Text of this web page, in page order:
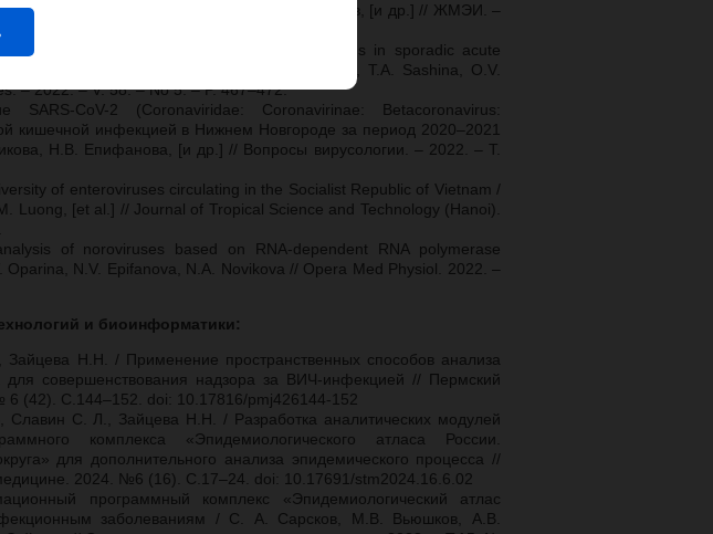
CoV-2 / В.Г. Акимкин, А.Ю. Попова, К.Ф. Хафизов, [и др.] // ЖМЭИ. –
prevalence of recombinant GII.3[P12] norovirus in sporadic acute
Novgorod, Russia, 2018–2021 / N.V. Epifanova, T.A. Sashina, O.V.
– 2022. – V. 58. – No 5. – P. 467–472.
CoV-2 (Coronaviridae: Coronavirinae: Betacoronavirus:
кишечной инфекцией в Нижнем Новгороде за период 2020–2021
Н.В. Епифанова, [и др.] // Вопросы вирусологии. – 2022. – Т.
of enteroviruses circulating in the Socialist Republic of Vietnam /
Luong, [et al.] // Journal of Tropical Science and Technology (Hanoi).
of noroviruses based on RNA-dependent RNA polymerase
Oparina, N.V. Epifanova, N.A. Novikova // Opera Med Physiol. 2022. –
и биоинформатики:
Н.Н. / Применение пространственных способов анализа
для совершенствования надзора за ВИЧ-инфекцией // Пермский
(42). С.144–152. doi: 10.17816/pmj426144-152
С. Л., Зайцева Н.Н. / Разработка аналитических модулей
комплекса «Эпидемиологического атласа России.
для дополнительного анализа эпидемического процесса //
2024. №6 (16). С.17–24. doi: 10.17691/stm2024.16.6.02
программный комплекс «Эпидемиологический атлас
заболеваниям / С. А. Сарсков, М.В. Вьюшков, А.В.